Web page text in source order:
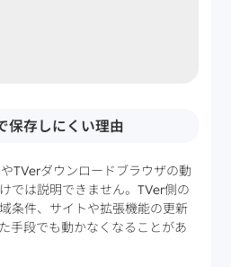
保存しにくい理由
TVerダウンロードブラウザの動
では説明できません。TVer側の
条件、サイトや拡張機能の更新
手段でも動かなくなることがあ